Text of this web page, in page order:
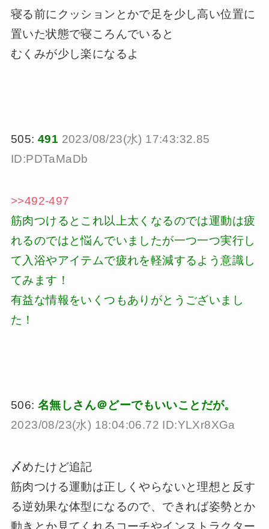
寝る前にクッションとかで足を少し高い位置に
置いた状態で寝ころんでいると
むくみが少し楽になるよ
505: 491 2023/08/23(水) 17:43:32.85
ID:PDTaMaDb
>>492-497
筋肉つけるとこれ以上太くなるのでは運動は疲
れるのではと悩んでいましたが一つ一つ実行し
て入浴やアイテムで疲れを軽減するよう意識し
てみます！
有益な情報をいくつもありがとうございまし
た！
506: 名無しさん＠どーでもいいことだが。
2023/08/23(水) 18:04:06.72 ID:YLXr8XGa
〆めたけど追記
筋肉つける運動は正しくやらないと理想と反す
る逆効果な体型になるので、できれば姿勢とか
動きとか見てくれるコーチやインストラクター